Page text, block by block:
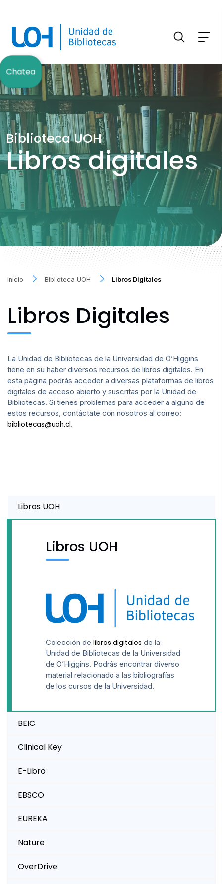
Biblioteca UOH
Libros digitales
Inicio Biblioteca UOH Libros Digitales
Libros Digitales
La Unidad de Bibliotecas de la Universidad de O’Higgins
tiene en su haber diversos recursos de libros digitales. En
esta página podrás acceder a diversas plataformas de libros
digitales de acceso abierto y suscritas por la Unidad de
Bibliotecas. Si tienes problemas para acceder a alguno de
estos recursos, contáctate con nosotros al correo:
bibliotecas@uoh.cl.
Libros UOH
Libros UOH
Colección de libros digitales de la
Unidad de Bibliotecas de la Universidad
de O’Higgins. Podrás encontrar diverso
material relacionado a las bibliografías
de los cursos de la Universidad.
BEIC
Clinical Key
E-Libro
EBSCO
EUREKA
Nature
OverDrive
Chatea